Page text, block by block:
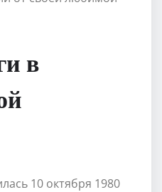
в
10 октября 1980